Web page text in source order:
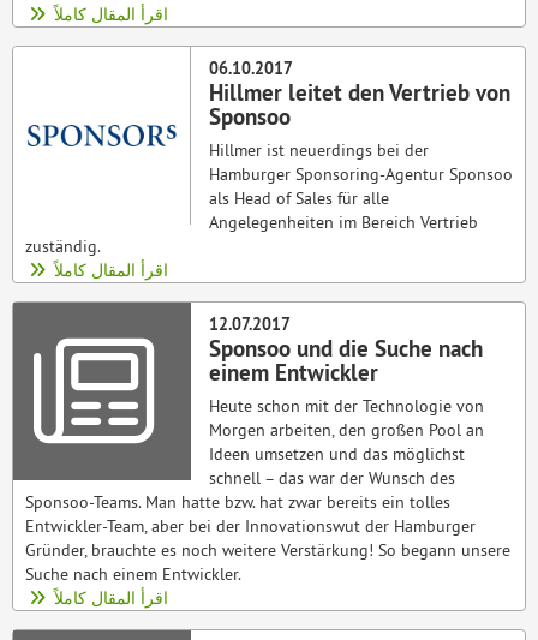
اقرأ المقال كاملاً
06.10.2017
Hillmer leitet den Vertrieb von
Sponsoo
Hillmer ist neuerdings bei der
Hamburger Sponsoring-Agentur Sponsoo
als Head of Sales für alle
Angelegenheiten im Bereich Vertrieb
zuständig.
اقرأ المقال كاملاً
12.07.2017
Sponsoo und die Suche nach
einem Entwickler
Heute schon mit der Technologie von
Morgen arbeiten, den großen Pool an
Ideen umsetzen und das möglichst
schnell – das war der Wunsch des
Sponsoo-Teams. Man hatte bzw. hat zwar bereits ein tolles
Entwickler-Team, aber bei der Innovationswut der Hamburger
Gründer, brauchte es noch weitere Verstärkung! So begann unsere
Suche nach einem Entwickler.
اقرأ المقال كاملاً